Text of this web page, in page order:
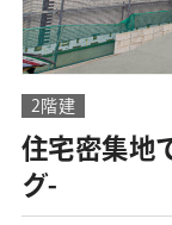
2階建
住宅密集地
グ-